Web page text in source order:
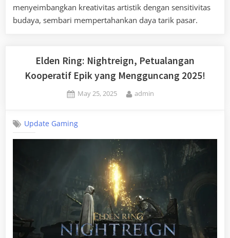
menyeimbangkan kreativitas artistik dengan sensitivitas
budaya, sembari mempertahankan daya tarik pasar.
Elden Ring: Nightreign, Petualangan
Kooperatif Epik yang Mengguncang 2025!
Posted
May 25, 2025 By
admin
Update Gaming